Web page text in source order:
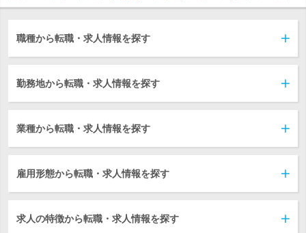
職種から転職・求人情報を探す
勤務地から転職・求人情報を探す
業種から転職・求人情報を探す
雇用形態から転職・求人情報を探す
求人の特徴から転職・求人情報を探す